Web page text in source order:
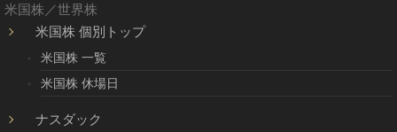
米国株／世界株
米国株 個別トップ
米国株 一覧
米国株 休場日
ナスダック